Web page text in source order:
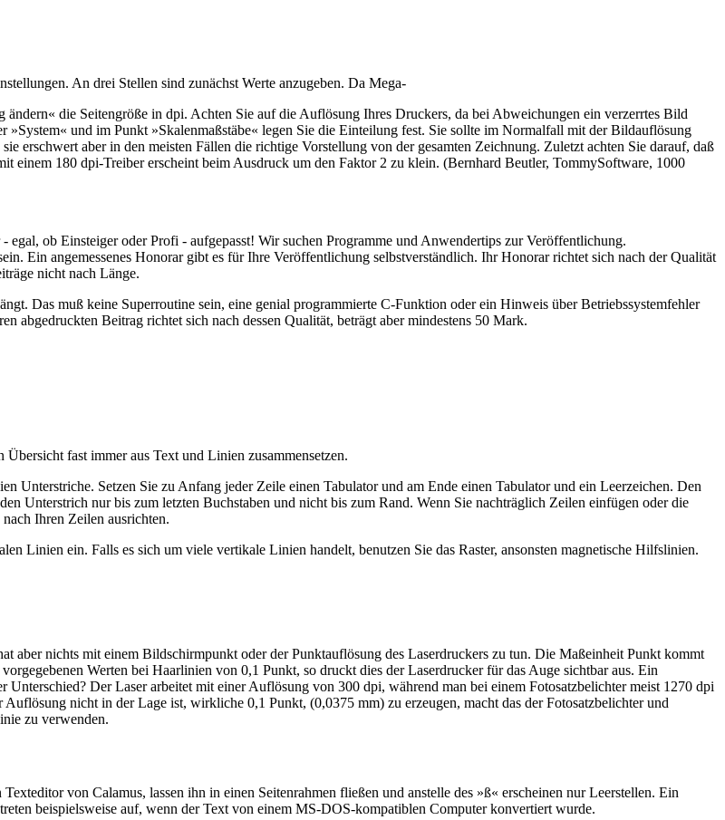
An drei Stellen sind zunächst Werte anzugeben. Da Mega-
die Seitengröße in dpi. Achten Sie auf die Auflösung Ihres Druckers, da bei Abweichungen ein verzerrtes Bild
und im Punkt »Skalenmaßstäbe« legen Sie die Einteilung fest. Sie sollte im Normalfall mit der Bildauflösung
erschwert aber in den meisten Fällen die richtige Vorstellung von der gesamten Zeichnung. Zuletzt achten Sie darauf, daß
einem 180 dpi-Treiber erscheint beim Ausdruck um den Faktor 2 zu klein. (Bernhard Beutler, TommySoftware, 1000
ob Einsteiger oder Profi - aufgepasst! Wir suchen Programme und Anwendertips zur Veröffentlichung.
Ein angemessenes Honorar gibt es für Ihre Veröffentlichung selbstverständlich. Ihr Honorar richtet sich nach der Qualität
nicht nach Länge.
Das muß keine Superroutine sein, eine genial programmierte C-Funktion oder ein Hinweis über Betriebssystemfehler
Beitrag richtet sich nach dessen Qualität, beträgt aber mindestens 50 Mark.
fast immer aus Text und Linien zusammensetzen.
Unterstriche. Setzen Sie zu Anfang jeder Zeile einen Tabulator und am Ende einen Tabulator und ein Leerzeichen. Den
Unterstrich nur bis zum letzten Buchstaben und nicht bis zum Rand. Wenn Sie nachträglich Zeilen einfügen oder die
Ihren Zeilen ausrichten.
Linien ein. Falls es sich um viele vertikale Linien handelt, benutzen Sie das Raster, ansonsten magnetische Hilfslinien.
aber nichts mit einem Bildschirmpunkt oder der Punktauflösung des Laserdruckers zu tun. Die Maßeinheit Punkt kommt
Werten bei Haarlinien von 0,1 Punkt, so druckt dies der Laserdrucker für das Auge sichtbar aus. Ein
Der Laser arbeitet mit einer Auflösung von 300 dpi, während man bei einem Fotosatzbelichter meist 1270 dpi
nicht in der Lage ist, wirkliche 0,1 Punkt, (0,0375 mm) zu erzeugen, macht das der Fotosatzbelichter und
zu verwenden.
von Calamus, lassen ihn in einen Seitenrahmen fließen und anstelle des »ß« erscheinen nur Leerstellen. Ein
beispielsweise auf, wenn der Text von einem MS-DOS-kompatiblen Computer konvertiert wurde.